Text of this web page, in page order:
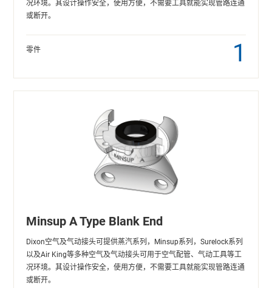
况环境。其设计操作安全，使用方便，不需要工具就能实现管路连通
或断开。
零件 1
Minsup A Type Blank End
Dixon空气及气动接头可提供蒸汽系列，Minsup系列，Surelock系列
以及Air King等多种空气及气动接头可用于空气配管、气动工具等工
况环境。其设计操作安全，使用方便，不需要工具就能实现管路连通
或断开。